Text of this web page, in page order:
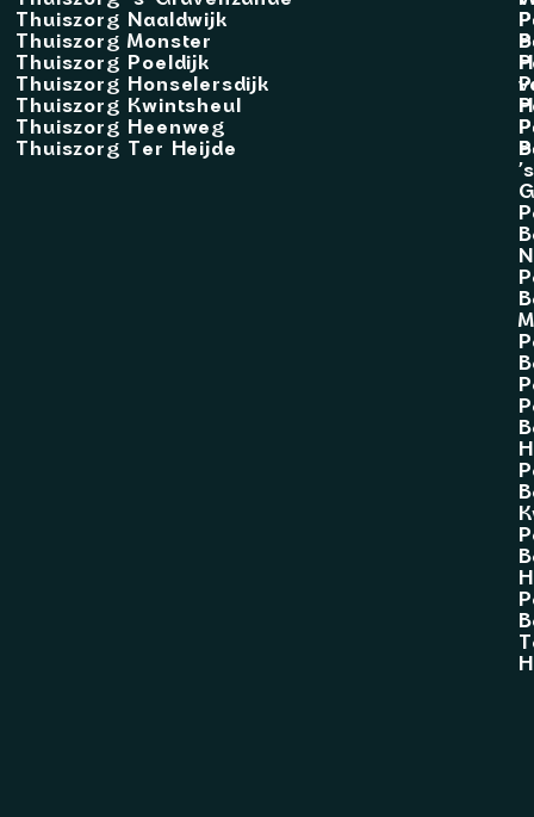
Thuiszorg Naaldwijk
Thuiszorg Monster
Thuiszorg Poeldijk
Thuiszorg Honselersdijk
Thuiszorg Kwintsheul
Thuiszorg Heenweg
Thuiszorg Ter Heijde